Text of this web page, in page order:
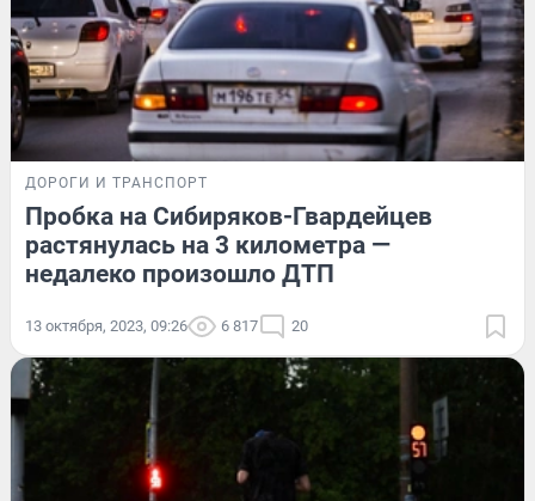
ДОРОГИ И ТРАНСПОРТ
Пробка на Сибиряков-Гвардейцев
растянулась на 3 километра —
недалеко произошло ДТП
13 октября, 2023, 09:26 6 817 20